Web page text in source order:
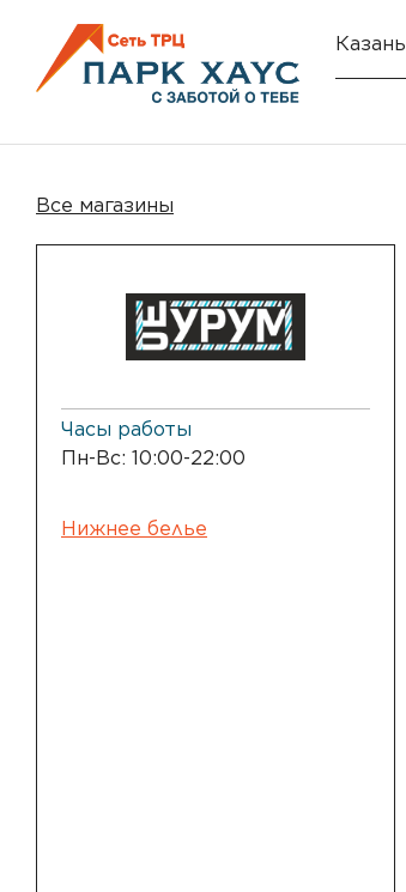
Казань
Все магазины
Часы работы
Пн-Вс: 10:00-22:00
Нижнее белье